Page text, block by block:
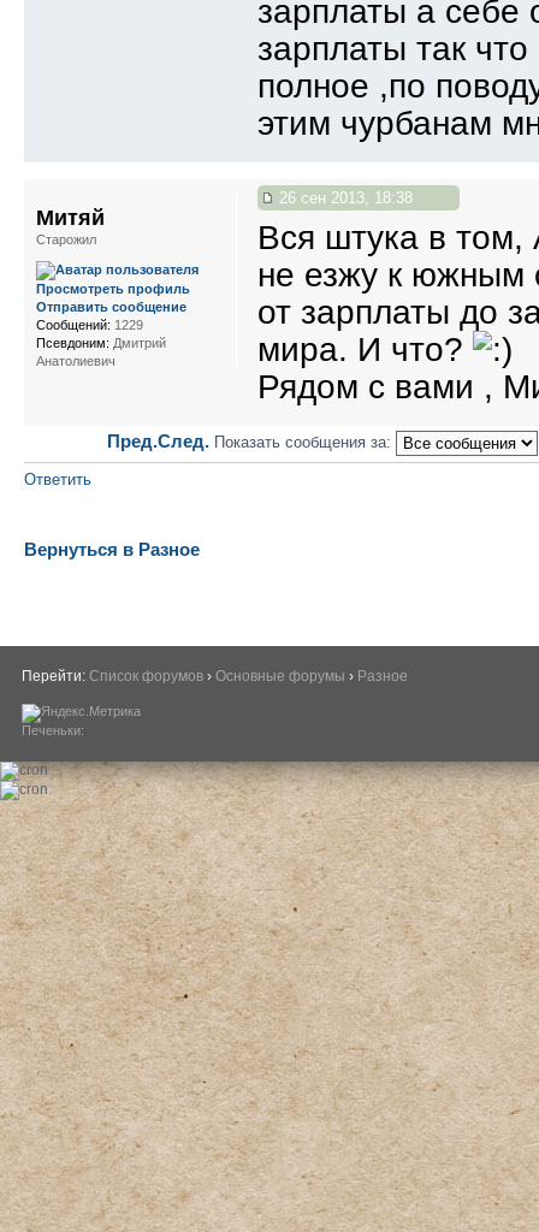
зарплаты а себе
зарплаты так
полное ,по
этим чурбанам
26 сен 2013, 18:38
Вся штука в том,
не езжу к южным
от зарплаты до
мира. И что?
Рядом с вами ,
Митяй
Старожил
Просмотреть профиль
Отправить сообщение
Сообщений: 1229
Псевдоним: Дмитрий
Анатолиевич
Пред.След. Показать сообщения за:
Ответить
Вернуться в Разное
Перейти: Список форумов › Основные форумы › Разное
Печеньки: